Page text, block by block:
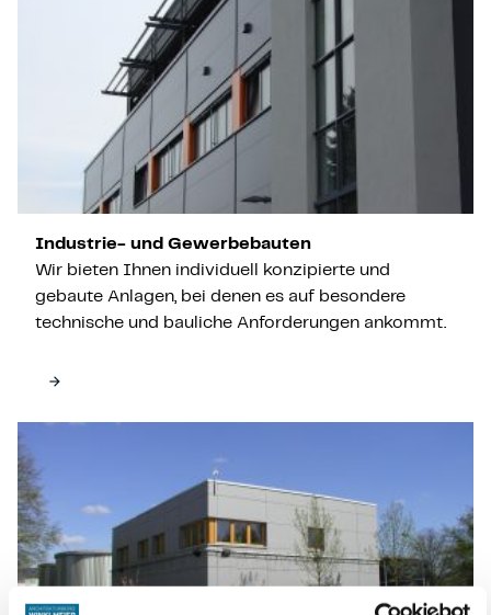
Industrie- und Gewerbebauten
Wir bieten Ihnen individuell konzipierte und
gebaute Anlagen, bei denen es auf besondere
technische und bauliche Anforderungen ankommt.
arrow_forward